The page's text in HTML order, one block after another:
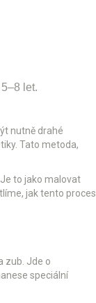
let.
nutně drahé
. Tato metoda,
to jako malovat
jak tento proces
zub. Jde o
speciální